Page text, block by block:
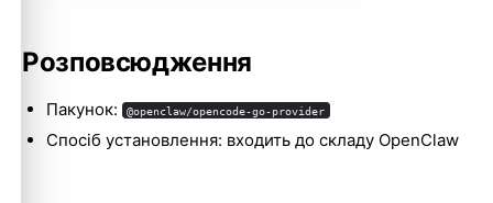
Розповсюдження
Пакунок: @openclaw/opencode-go-provider
Спосіб установлення: входить до складу OpenClaw